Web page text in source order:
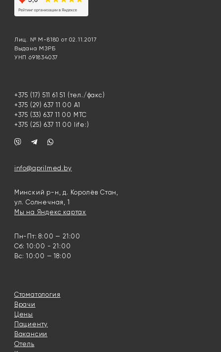
Лиц. № М-8180 от 02.11.2017
Выдана МЗРБ
УНП 691834037
+375 (17) 511 61 51 (тел./факс)
+375 (29) 637 11 00 А1
+375 (33) 637 11 00 МТС
+375 (25) 637 11 00 life:)
info@aprilmed.by
Минский р-н, д. Королёв Стан,
ул. Солнечная, 1
Мы на Яндекс картах
Пн-Пт: 8:00 — 21:00
Сб: 10:00 - 21:00
Вс: 10:00 — 18:00
Стоматология
Врачи
Цены
Пациенту
Вакансии
Отель